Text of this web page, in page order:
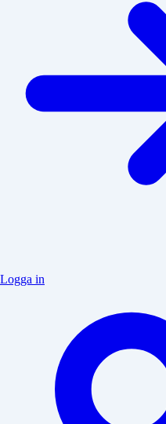
Logga in